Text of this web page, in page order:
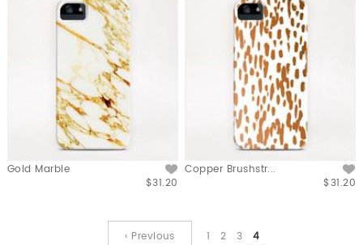
Gold Marble
$31.20
Copper Brushstr...
$31.20
‹ Previous 1 2 3 4